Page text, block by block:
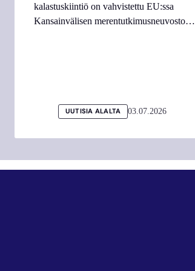
kalastuskiintiö on vahvistettu EU:ssa
Kansainvälisen merentutkimusneuvosto…
UUTISIA ALALTA 03.07.2026